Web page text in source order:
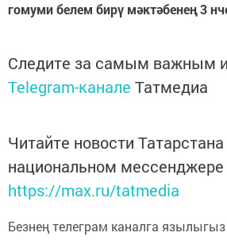
гомуми белем бирү мәктәбенең 3
Следите за самым важным
Telegram-канале Татмедиа
Читайте новости
национальном
https://max.ru/tatmedia
Безнең телеграм каналга язылыгыз